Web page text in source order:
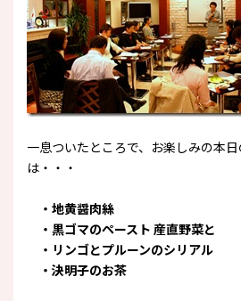
一息ついたところで、お楽しみの本
は・・・
・地黄醤肉絲
・黒ゴマのペースト 産直野菜と
・リンゴとプルーンのシリアル
・決明子のお茶